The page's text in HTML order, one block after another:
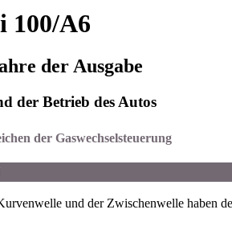
100/A6
der Ausgabe
der Betrieb des Autos
der Gaswechselsteuerung
und der Zwischenwelle haben